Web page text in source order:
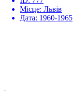
Місце: Львів
Дата: 1960-1965